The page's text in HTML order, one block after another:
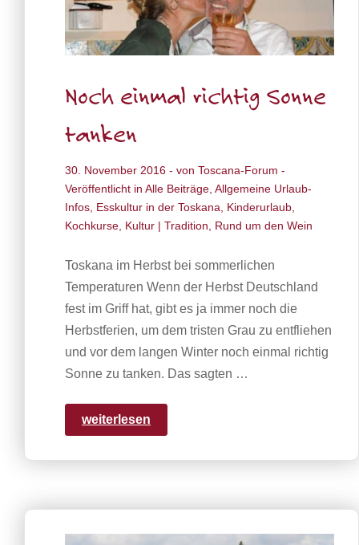
Noch einmal richtig Sonne
tanken
30. November 2016 - von Toscana-Forum -
Veröffentlicht in Alle Beiträge, Allgemeine Urlaub-
Infos, Esskultur in der Toskana, Kinderurlaub,
Kochkurse, Kultur | Tradition, Rund um den Wein
Toskana im Herbst bei sommerlichen
Temperaturen Wenn der Herbst Deutschland
fest im Griff hat, gibt es ja immer noch die
Herbstferien, um dem tristen Grau zu entfliehen
und vor dem langen Winter noch einmal richtig
Sonne zu tanken. Das sagten …
weiterlesen